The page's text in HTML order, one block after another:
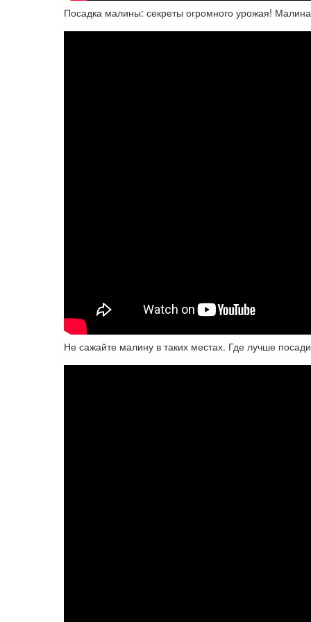
Посадка малины: секреты огромного урожая!
Не сажайте малину в таких местах. Где лучше